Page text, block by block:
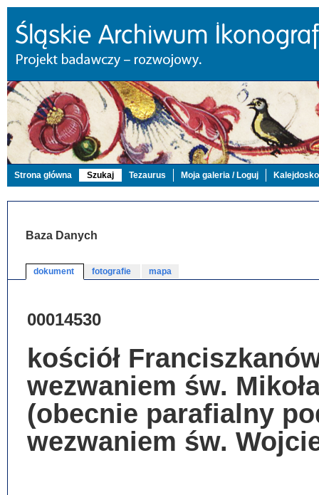
Strona główna Szukaj Tezaurus Moja galeria / Loguj
Baza Danych
dokument fotografie mapa
00014530
kościół
wezwaniem św.
(obecnie parafialny
wezwaniem św.